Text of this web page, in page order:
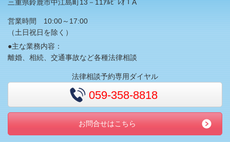
三重県鈴鹿市中江島町13－11ｱﾙﾋﾞﾚｵ１A
営業時間 10:00～17:00
（土日祝日を除く）
●主な業務内容：
離婚、相続、交通事故など各種法律相談
法律相談予約専用ダイヤル
059-358-8818
お問合せはこちら